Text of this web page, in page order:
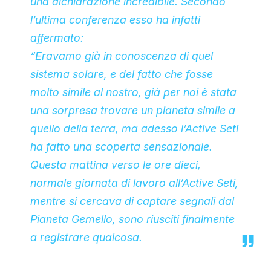
l’ultima conferenza esso ha infatti
affermato:
“Eravamo già in conoscenza di quel
sistema solare, e del fatto che fosse
molto simile al nostro, già per noi è stata
una sorpresa trovare un pianeta simile a
quello della terra, ma adesso l’Active Seti
ha fatto una scoperta sensazionale.
Questa mattina verso le ore dieci,
normale giornata di lavoro all’Active Seti,
mentre si cercava di captare segnali dal
Pianeta Gemello, sono riusciti finalmente
a registrare qualcosa.